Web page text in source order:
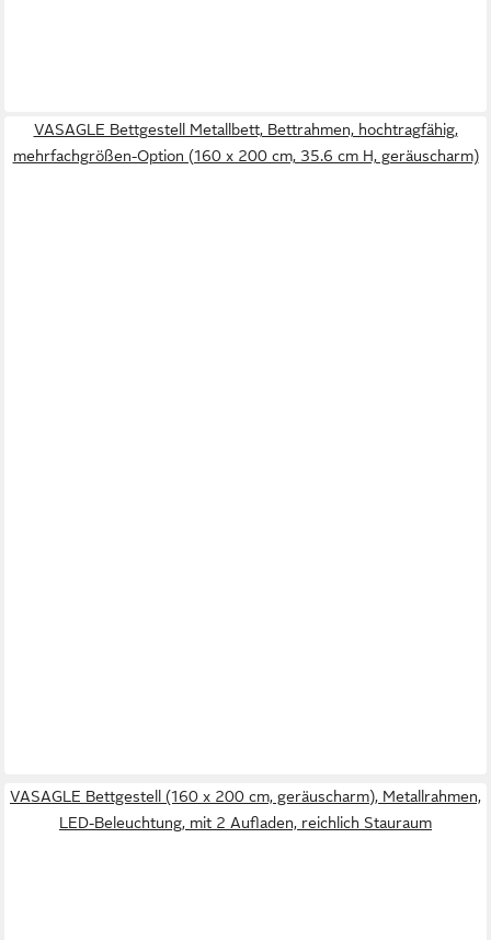
VASAGLE Bettgestell Metallbett, Bettrahmen, hochtragfähig,
mehrfachgrößen-Option (160 x 200 cm, 35.6 cm H, geräuscharm)
VASAGLE Bettgestell (160 x 200 cm, geräuscharm), Metallrahmen,
LED-Beleuchtung, mit 2 Aufladen, reichlich Stauraum